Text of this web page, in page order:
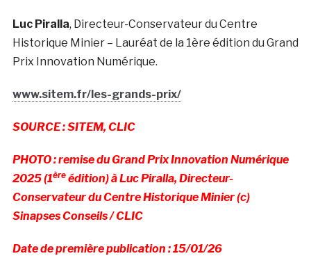
Luc Piralla, Directeur-Conservateur du Centre
Historique Minier – Lauréat de la 1ère édition du Grand
Prix Innovation Numérique.
www.sitem.fr/les-grands-prix/
SOURCE : SITEM, CLIC
PHOTO : remise du Grand Prix Innovation Numérique
2025 (1èreédition) àLuc Piralla, Directeur-
Conservateur du Centre Historique Minier (c)
Sinapses Conseils / CLIC
Date de première publication : 15/01/26